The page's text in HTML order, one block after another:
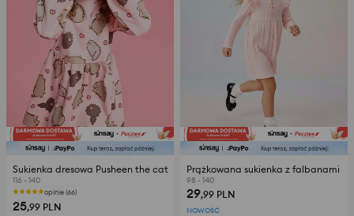
Sukienka dresowa Pusheen the cat
116 - 140
opinie (66)
25,99 PLN
Prążkowana sukienka z falbanami
98 - 140
29,99 PLN
NOWOŚĆ